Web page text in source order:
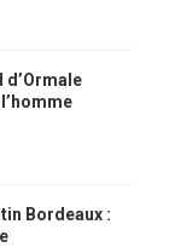
Bordeaux :